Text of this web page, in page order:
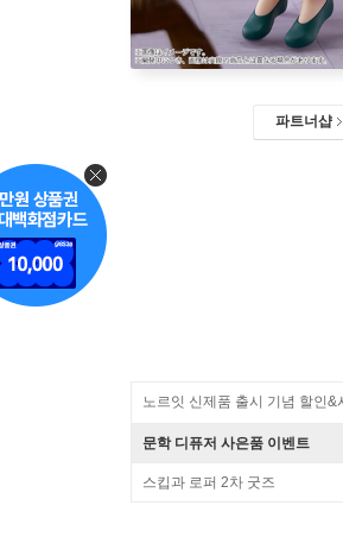
파트너샵
문학 디퓨저 사은품 이벤트
스킵과 로퍼 2차 굿즈